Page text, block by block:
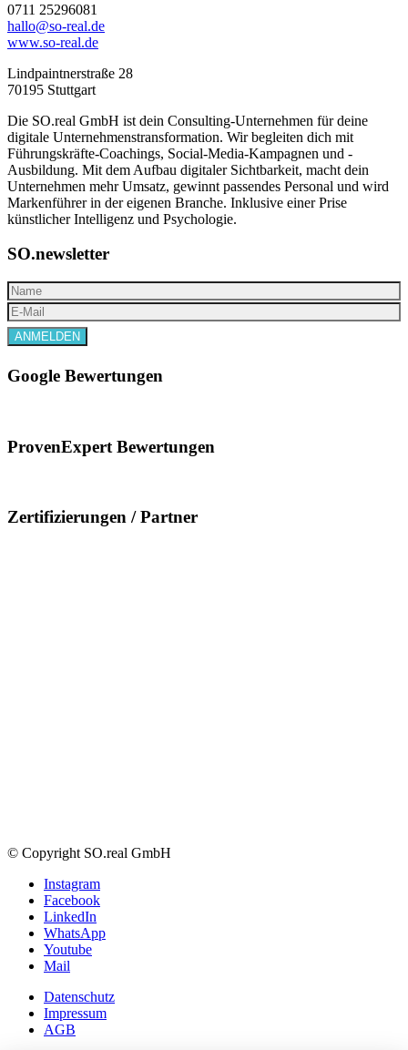
0711 25296081
hallo@so-real.de
www.so-real.de
Lindpaintnerstraße 28
70195 Stuttgart
Die SO.real GmbH ist dein Consulting-Unternehmen für deine
digitale Unternehmenstransformation. Wir begleiten dich mit
Führungskräfte-Coachings, Social-Media-Kampagnen und -
Ausbildung. Mit dem Aufbau digitaler Sichtbarkeit, macht dein
Unternehmen mehr Umsatz, gewinnt passendes Personal und wird
Markenführer in der eigenen Branche. Inklusive einer Prise
künstlicher Intelligenz und Psychologie.
SO.newsletter
Google Bewertungen
ProvenExpert Bewertungen
Zertifizierungen / Partner
© Copyright SO.real GmbH
Instagram
Facebook
LinkedIn
WhatsApp
Youtube
Mail
Datenschutz
Impressum
AGB